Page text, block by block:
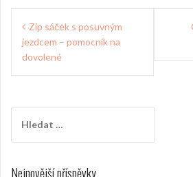
Navigace
pro
příspěvek
Zip sáček s posuvným
jezdcem – pomocník na
dovolené
Nejnovější příspěvky